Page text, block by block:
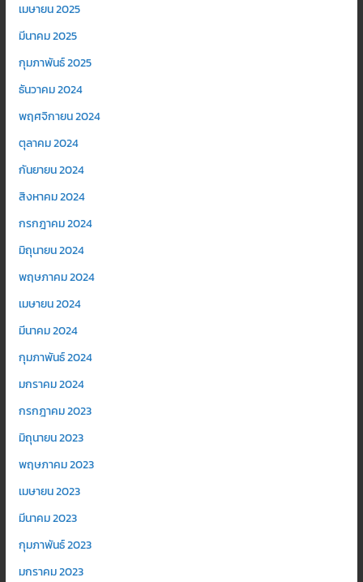
เมษายน 2025
มีนาคม 2025
กุมภาพันธ์ 2025
ธันวาคม 2024
พฤศจิกายน 2024
ตุลาคม 2024
กันยายน 2024
สิงหาคม 2024
กรกฎาคม 2024
มิถุนายน 2024
พฤษภาคม 2024
เมษายน 2024
มีนาคม 2024
กุมภาพันธ์ 2024
มกราคม 2024
กรกฎาคม 2023
มิถุนายน 2023
พฤษภาคม 2023
เมษายน 2023
มีนาคม 2023
กุมภาพันธ์ 2023
มกราคม 2023